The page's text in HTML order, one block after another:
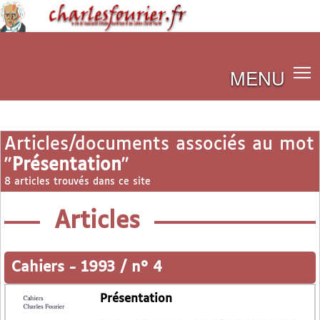
MENU
Articles/documents associés au mot
" Présentation"
8 articles trouvés dans ce site
Articles
Cahiers - 1993 / n° 4
Présentation